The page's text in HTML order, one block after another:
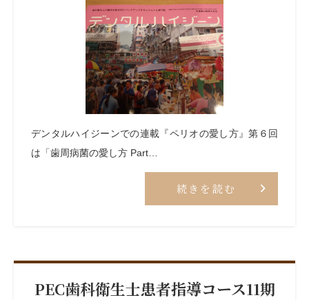
デンタルハイジーンでの連載『ペリオの愛し方』第６回
は「歯周病菌の愛し方 Part…
続きを読む
PEC歯科衛生士患者指導コース11期